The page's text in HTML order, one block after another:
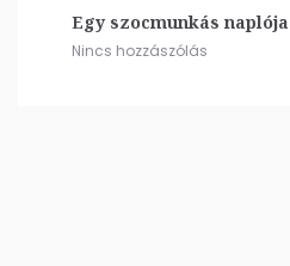
Egy szocmunkás
Nincs hozzászólás